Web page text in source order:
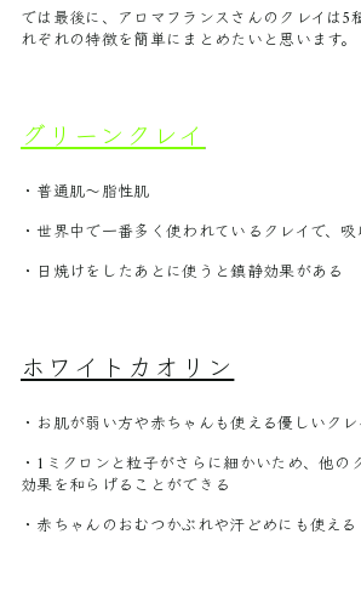
では最後に、アロマフランスさんのクレイは5
れぞれの特徴を簡単にまとめたいと思います。
グリーンクレイ
・普通肌〜脂性肌
・世界中で一番多く使われているクレイで、
・日焼けをしたあとに使うと鎮静効果がある
ホワイトカオリン
・お肌が弱い方や赤ちゃんも使える優しいクレ
・1ミクロンと粒子がさらに細かいため、他の
効果を和らげることができる
・赤ちゃんのおむつかぶれや汗どめにも使える